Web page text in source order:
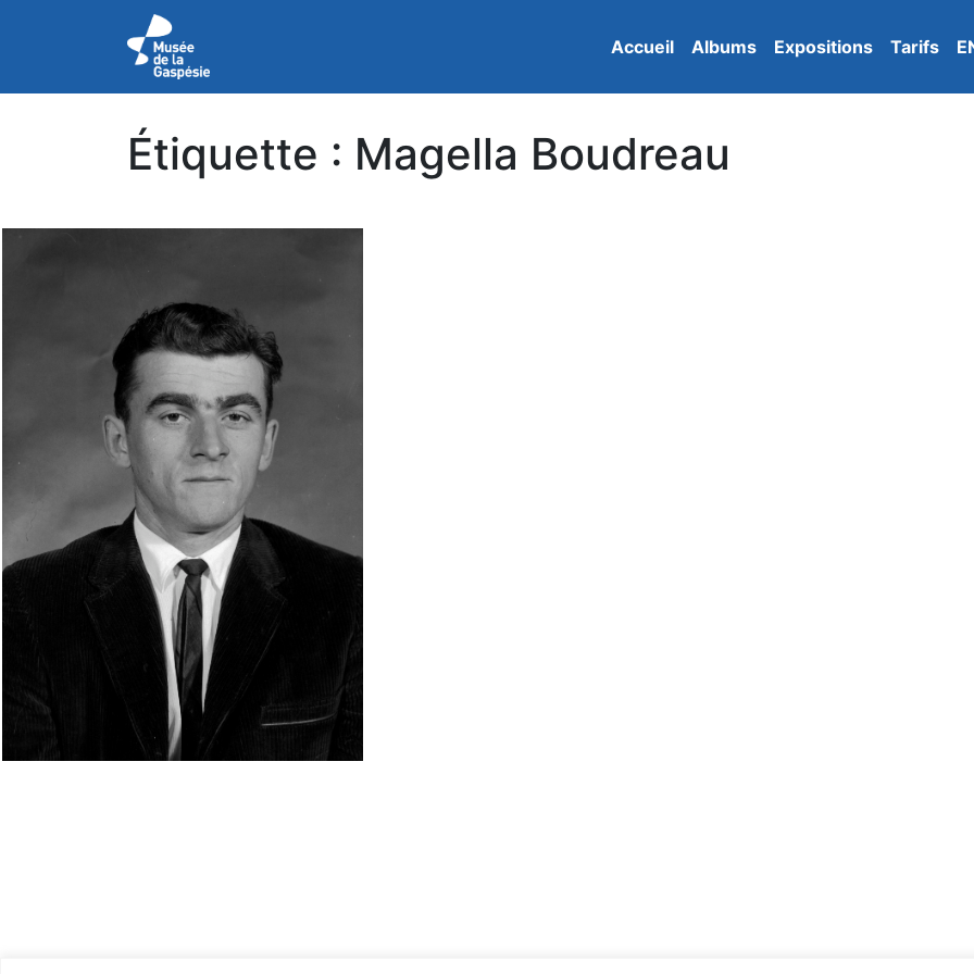
Accueil Albums Expositions Tarifs
Étiquette : Magella Boudreau